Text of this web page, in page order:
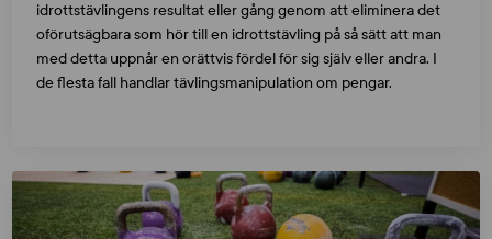
idrottstävlingens resultat eller gång genom att eliminera det
oförutsägbara som hör till en idrottstävling på så sätt att man
med detta uppnår en orättvis fördel för sig själv eller andra. I
de flesta fall handlar tävlingsmanipulation om pengar.